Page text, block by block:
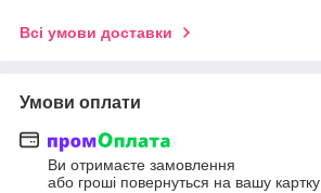
Всі умови доставки
Умови оплати
Ви отримаєте замовлення
або гроші повернуться на вашу картку